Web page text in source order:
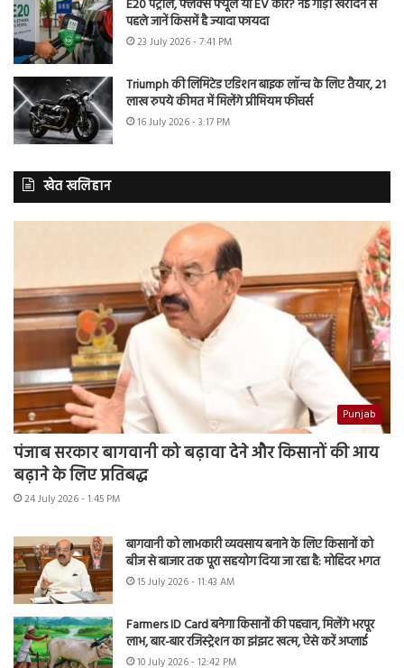
E20 पेट्रोल, फ्लेक्स फ्यूल या EV कार? नई गाड़ी खरीदने से
पहले जानें किसमें है ज्यादा फायदा
23 July 2026 - 7:41 PM
Triumph की लिमिटेड एडिशन बाइक लॉन्च के लिए तैयार, 21
लाख रुपये कीमत में मिलेंगे प्रीमियम फीचर्स
16 July 2026 - 3:17 PM
खेत खलिहान
Punjab
पंजाब सरकार बागवानी को बढ़ावा देने और किसानों की आय
बढ़ाने के लिए प्रतिबद्ध
24 July 2026 - 1:45 PM
बागवानी को लाभकारी व्यवसाय बनाने के लिए किसानों को
बीज से बाजार तक पूरा सहयोग दिया जा रहा है: मोहिंदर भगत
15 July 2026 - 11:43 AM
Farmers ID Card बनेगा किसानों की पहचान, मिलेंगे भरपूर
लाभ, बार-बार रजिस्ट्रेशन का झंझट खत्म, ऐसे करें अप्लाई
10 July 2026 - 12:42 PM